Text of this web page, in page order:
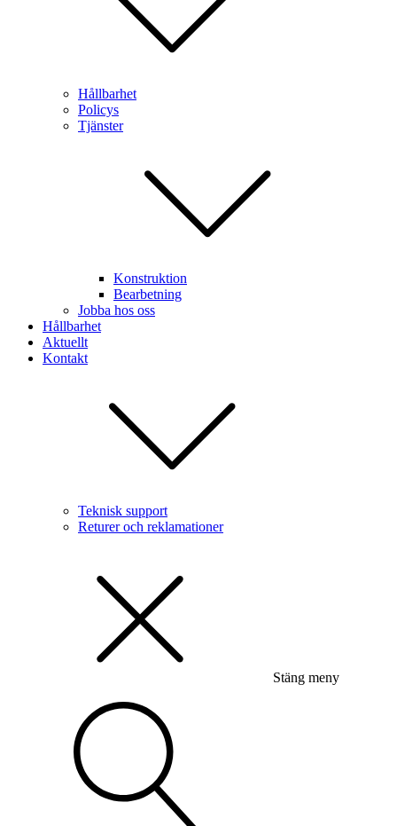
Hållbarhet
Policys
Tjänster
Konstruktion
Bearbetning
Jobba hos oss
Hållbarhet
Aktuellt
Kontakt
Teknisk support
Returer och reklamationer
Stäng meny